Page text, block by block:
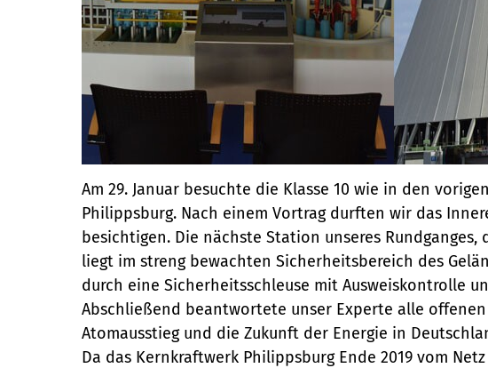
Am 29. Januar besuchte die Klasse 10 wie in den
Philippsburg. Nach einem Vortrag durften wir das
besichtigen. Die nächste Station unseres
liegt im streng bewachten Sicherheitsbereich des
durch eine Sicherheitsschleuse mit Ausweiskontrolle
Abschließend beantwortete unser Experte alle
Atomausstieg und die Zukunft der Energie in
Da das Kernkraftwerk Philippsburg Ende 2019 vom